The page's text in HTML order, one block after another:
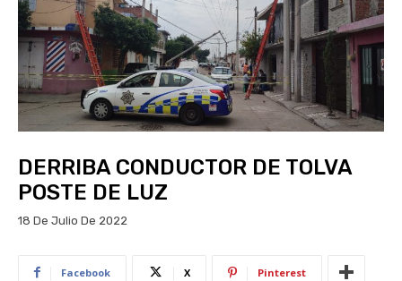
DERRIBA CONDUCTOR DE TOLVA
POSTE DE LUZ
18 De Julio De 2022
Facebook X Pinterest